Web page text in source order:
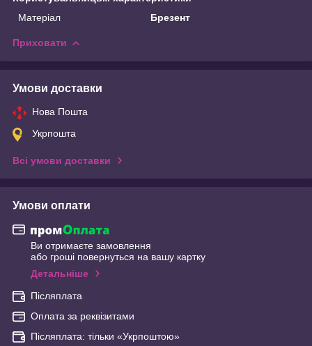
Матеріал
Брезент
Приховати
Умови доставки
Нова Пошта
Укрпошта
Всі умови доставки
Умови оплати
Ви отримаєте замовлення
або гроші повернуться на вашу картку
Детальніше
Післяплата
Оплата за реквізитами
Післяплата: тільки «Укрпоштою»